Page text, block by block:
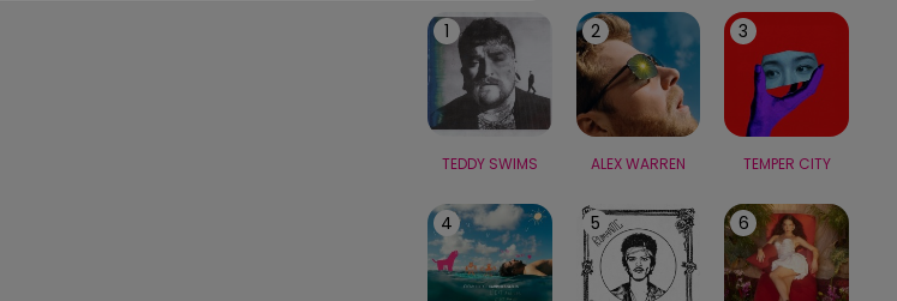
1
TEDDY SWIMS
2
ALEX WARREN
3
TEMPER CITY
4 5 6